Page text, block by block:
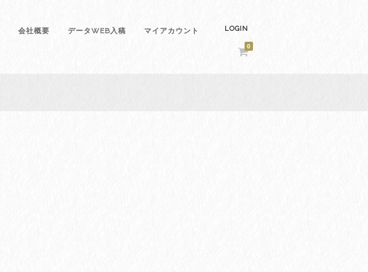
会社概要 データWEB入稿 マイアカウント LOGIN
0